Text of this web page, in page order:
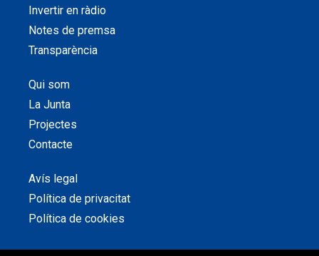
Invertir en ràdio
Notes de premsa
Transparència
Qui som
La Junta
Projectes
Contacte
Avís legal
Política de privacitat
Política de cookies